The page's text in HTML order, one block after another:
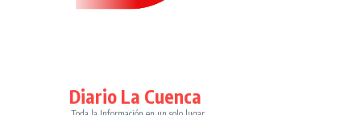
Diario La Cuenca